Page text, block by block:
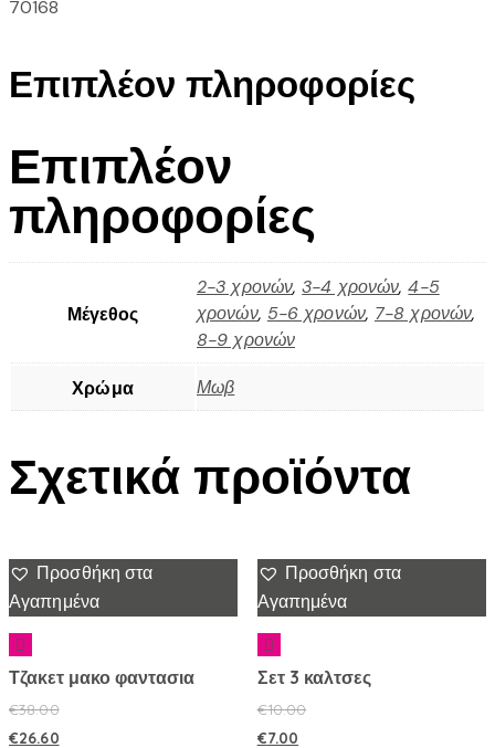
70168
Επιπλέον πληροφορίες
Επιπλέον
πληροφορίες
Μέγεθος
2-3 χρονών,3-4 χρονών,4-5
χρονών, 5-6 χρονών, 7-8 χρονών,
8-9 χρονών
Χρώμα Μωβ
Σχετικά προϊόντα
Προσθήκη στα
Αγαπημένα
Τζακετ μακο φαντασια
€38.00
€26.60
Προσθήκη στα
Αγαπημένα
Σετ 3 καλτσες
€10.00
€7.00